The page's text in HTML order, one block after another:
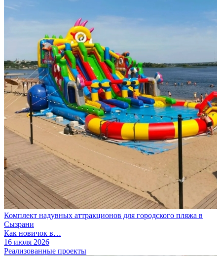
Комплект надувных аттракционов для городского пляжа в
Сызрани
Как новичок в…
16 июля 2026
Реализованные проекты